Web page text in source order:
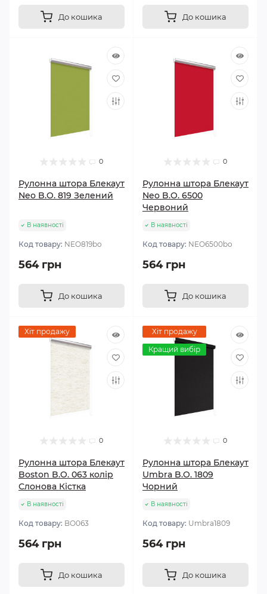
До кошика До кошика
0
Рулонна штора Блекаут
Neo B.O. 819 Зелений
В наявності
Код товару: NEO819bo
564 грн
До кошика
0
Рулонна штора Блекаут
Neo B.O. 6500
Червоний
В наявності
Код товару: NEO6500bo
564 грн
До кошика
Хіт продажу
0
Рулонна штора Блекаут
Boston B.O. 063 колір
Слонова Кістка
В наявності
Код товару: BО063
564 грн
До кошика
Хіт продажу
Кращий вибір
0
Рулонна штора Блекаут
Umbra B.O. 1809
Чорний
В наявності
Код товару: Umbra1809
564 грн
До кошика